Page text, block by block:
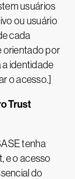
usuários
ou usuário
cada
orientado por
a identidade
o acesso.]
Trust
tenha
e o acesso
do